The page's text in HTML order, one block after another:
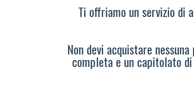
Ti offriamo un servizio di
Non devi acquistare
completa e un capitolato